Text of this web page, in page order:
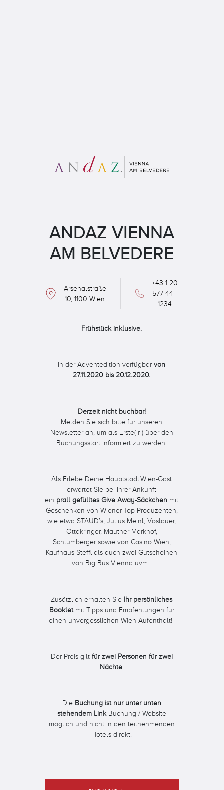
ANDAZ VIENNA
AM BELVEDERE
Arsenalstraße
10, 1100 Wien
+43 1 20
577 44 -
1234
Frühstück inklusive.
In der Adventedition verfügbarvon
27.11.2020 bis 20.12.2020.
Derzeit nicht buchbar!
Melden Sie sich bitte für unseren
Newsletter an, um als Erste( r ) über den
Buchungsstart informiert zu werden.
Als Erlebe Deine Hauptstadt.Wien-Gast
erwartet Sie bei Ihrer Ankunft
ein prall gefülltes Give Away-Säckchen mit
Geschenken von Wiener Top-Produzenten,
wie etwa STAUD’s, Julius Meinl, Vöslauer,
Ottakringer, Mautner Markhof,
Schlumberger sowie von Casino Wien,
Kaufhaus Steffl als auch zwei Gutscheinen
von Big Bus Vienna uvm.
Zusätzlich erhalten Sie Ihr persönliches
Bookletmit Tipps und Empfehlungen für
einen unvergesslichen Wien-Aufenthalt!
Der Preis gilt für zwei Personen für zwei
Nächte.
Die Buchung ist nur unter unten
stehendem LinkBuchung / Website
möglich und nicht in den teilnehmenden
Hotels direkt.